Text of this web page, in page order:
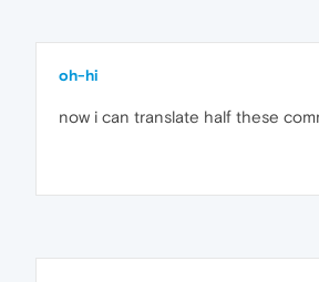
oh-hi
now i can translate half these